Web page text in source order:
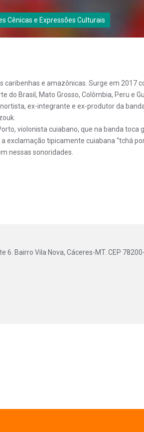
Cênicas e Expressões Culturais
caribenhas e amazônicas. Surge em
do Brasil, Mato Grosso, Colômbia, Peru e
ex-integrante e ex-produtor da
violonista cuiabano, que na banda
exclamação tipicamente cuiabana “tchá
nessas sonoridades.
6. Bairro Vila Nova, Cáceres-MT. CEP